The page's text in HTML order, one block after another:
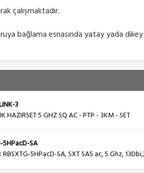
çalışmaktadır.
bağlama esnasında yatay yada
3
HAZIRSET 5 GHZ SQ AC - PTP - 3KM - SET
5HPacD-SA
5HPacD-SA, SXT SA5 ac, 5 Ghz,